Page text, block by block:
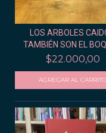
LOS ARBOLES
TAMBIÉN SON EL
$22.000,00